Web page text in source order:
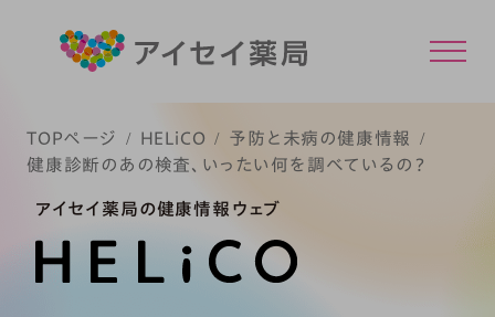
TOPページ HELiCO
予防と未病の健康情報
健康診断のあの検査、いったい何を調べているの？
アイセイ薬局の健康情報ウェブ